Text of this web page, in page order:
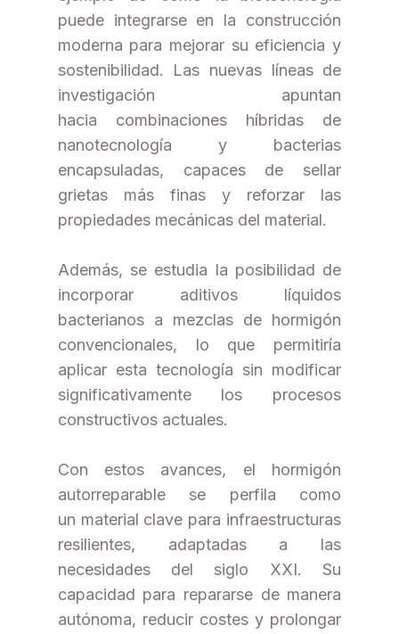
puede integrarse en la construcción
moderna para mejorar su eficiencia y
sostenibilidad. Las nuevas líneas de
investigación apuntan
hacia combinaciones híbridas de
nanotecnología y bacterias
encapsuladas, capaces de sellar
grietas más finas y reforzar las
propiedades mecánicas del material.
Además, se estudia la posibilidad de
incorporar aditivos líquidos
bacterianos a mezclas de hormigón
convencionales, lo que permitiría
aplicar esta tecnología sin modificar
significativamente los procesos
constructivos actuales.
Con estos avances, el hormigón
autorreparable se perfila como
un material clave para infraestructuras
resilientes, adaptadas a las
necesidades del siglo XXI. Su
capacidad para repararse de manera
autónoma, reducir costes y prolongar